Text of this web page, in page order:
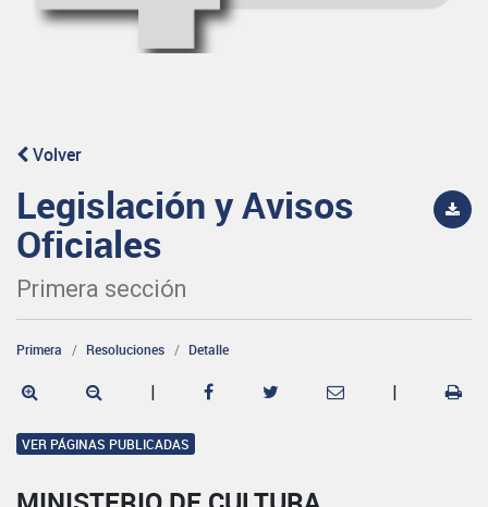
Volver
Legislación y Avisos
Oficiales
Primera sección
Primera Resoluciones Detalle
| |
VER PÁGINAS PUBLICADAS